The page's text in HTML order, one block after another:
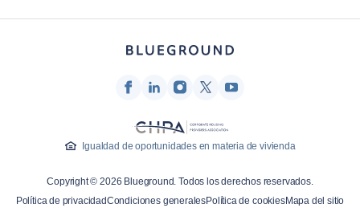
Socios de franquicia
Quiénes somos
Prensa
Türkçe
Igualdad de oportunidades en materia de vivienda
Copyright © 2026 Blueground. Todos los derechos reservados.
Política de privacidadCondiciones generalesPolítica de cookiesMapa del sitio